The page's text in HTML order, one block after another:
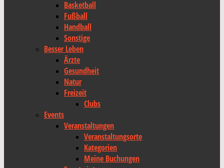
Basketball
Fußball
Handball
Sonstige
Besser Leben
Ärzte
Gesundheit
Natur
Freizeit
Clubs
Events
Veranstaltungen
Veranstaltungsorte
Kategorien
Meine Buchungen